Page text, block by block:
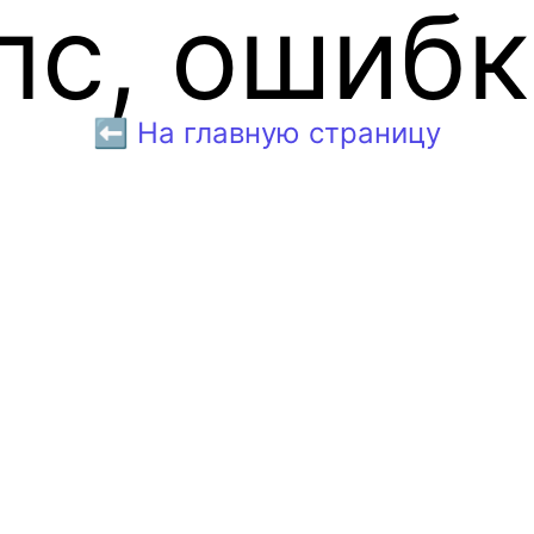
⬅️ На главную страницу